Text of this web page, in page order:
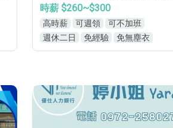
專車免費接送▸轉正福利優▸免
經驗高錄取
時薪 $260~$300
高時薪 可週領
可不加班
週休二日
免經驗 免無塵衣